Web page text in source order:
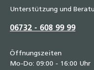
Unterstützung und
06732 - 608 99 99
Öffnungszeiten
Mo-Do: 09:00 - 16:00 Uhr